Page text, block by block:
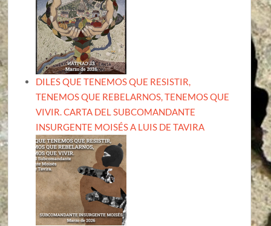
DILES QUE TENEMOS QUE RESISTIR,
TENEMOS QUE REBELARNOS, TENEMOS QUE
VIVIR. CARTA DEL SUBCOMANDANTE
INSURGENTE MOISÉS A LUIS DE TAVIRA